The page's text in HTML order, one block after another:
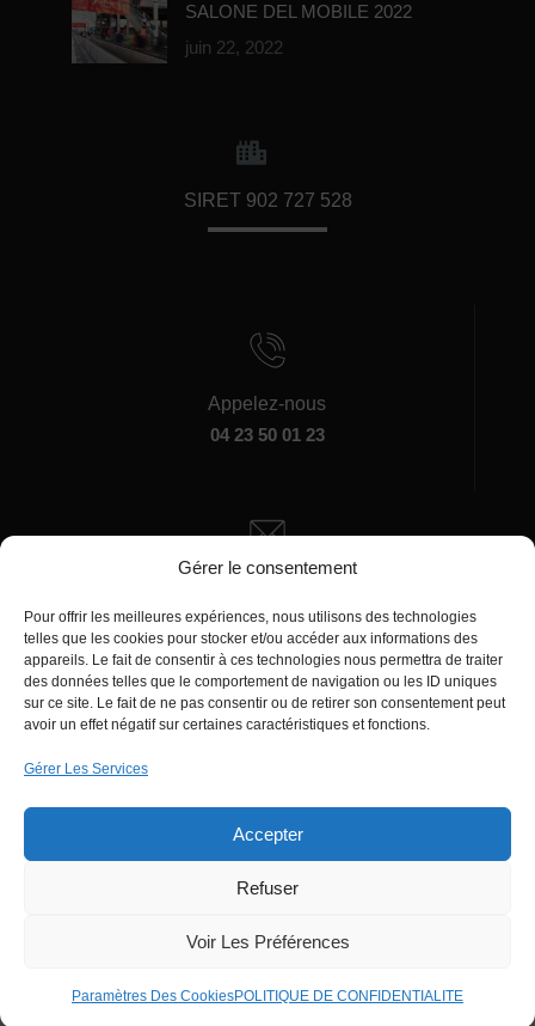
Gérer le consentement
Pour offrir les meilleures expériences, nous utilisons des technologies
telles que les cookies pour stocker et/ou accéder aux informations des
appareils. Le fait de consentir à ces technologies nous permettra de traiter
des données telles que le comportement de navigation ou les ID uniques
sur ce site. Le fait de ne pas consentir ou de retirer son consentement peut
avoir un effet négatif sur certaines caractéristiques et fonctions.
Gérer Les Services
Accepter
Refuser
Voir Les Préférences
Paramètres Des CookiesPOLITIQUE DE CONFIDENTIALITE
SALONE DEL MOBILE 2022
juin 22, 2022
SIRET 902 727 528
Appelez-nous
04 23 50 01 23
manager@agentiamo.com
© 2025 | AgentiAmo | Tous les droits sont